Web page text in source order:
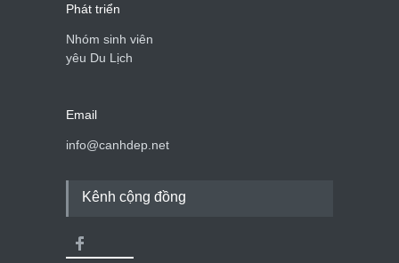
Phát triển
Nhóm sinh viên
yêu Du Lịch
Email
info@canhdep.net
Kênh cộng đồng